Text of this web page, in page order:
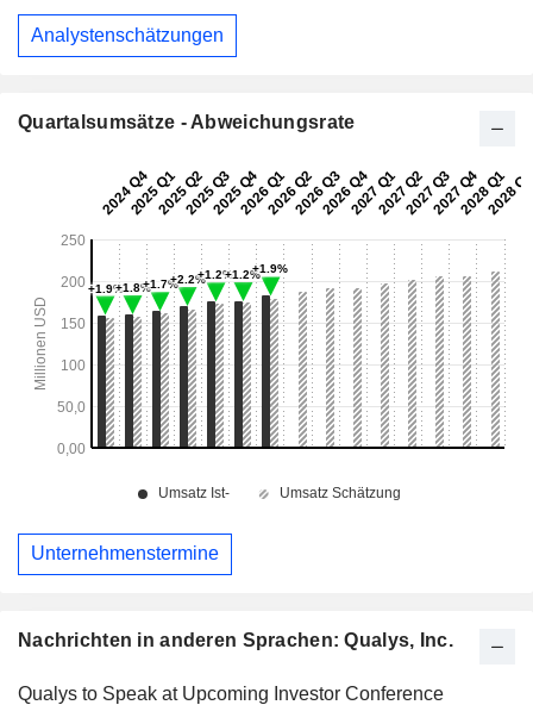
Nachrichten in anderen Sprachen: Qualys, Inc.
Qualys to Speak at Upcoming Investor Conference
Analystenschätzungen
Quartalsumsätze - Abweichungsrate
Unternehmenstermine